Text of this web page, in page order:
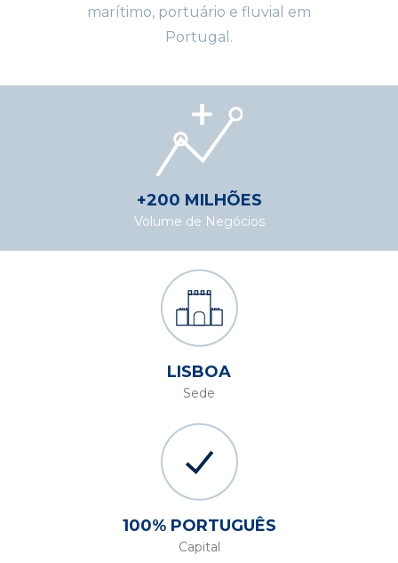
marítimo, portuário e fluvial em
Portugal.
+200 MILHÕES
Volume de Negócios
LISBOA
Sede
100% PORTUGUÊS
Capital